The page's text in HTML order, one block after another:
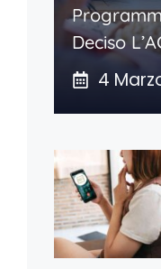
Deciso
4